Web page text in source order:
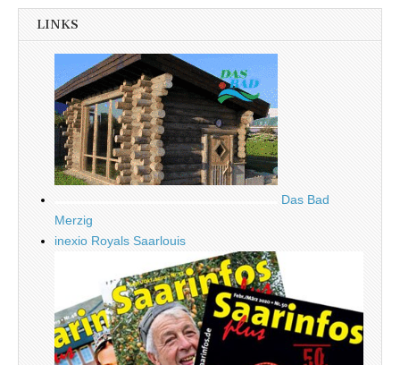
LINKS
Das Bad
Merzig
inexio Royals Saarlouis